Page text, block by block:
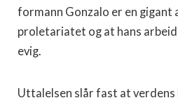
formann Gonzalo er en gigant
proletariatet og at hans
evig.
Uttalelsen slår fast at